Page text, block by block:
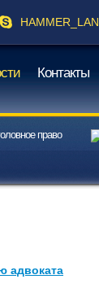
HAMMER_LAN
Контакты
право
адвоката